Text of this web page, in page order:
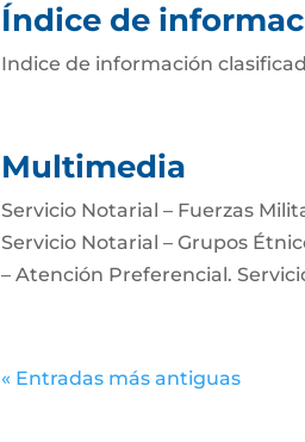
Índice de
Indice de información
Multimedia
Servicio Notarial – Fuerzas
Servicio Notarial – Grupos
– Atención Preferencial.
« Entradas más antiguas